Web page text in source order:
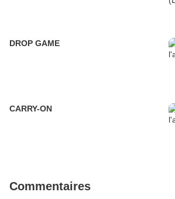
DROP GAME
CARRY-ON
Commentaires